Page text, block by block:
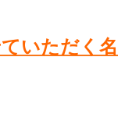
いただく名